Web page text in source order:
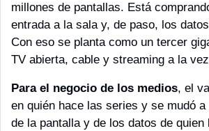
millones de pantallas. Está
entrada a la sala y, de paso, los
Con eso se planta como un tercer
TV abierta, cable y streaming a la
Para el negocio de los medios, el
en quién hace las series y se mudó a
de la pantalla y de los datos de quien